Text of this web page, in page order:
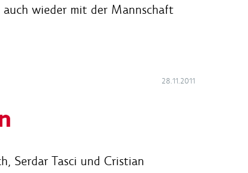
wieder mit der Mannschaft
28.11.2011
Serdar Tasci und Cristian